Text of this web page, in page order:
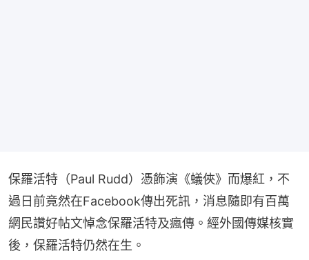
保羅活特（Paul Rudd）憑飾演《蟻俠》而爆紅，不
過日前竟然在Facebook傳出死訊，消息隨即有百萬
網民讚好帖文悼念保羅活特及瘋傳。經外國傳媒核實
後，保羅活特仍然在生。